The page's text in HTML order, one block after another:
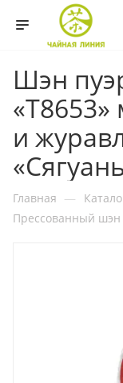
Шэн
и
Главная —
Прессованный шэн